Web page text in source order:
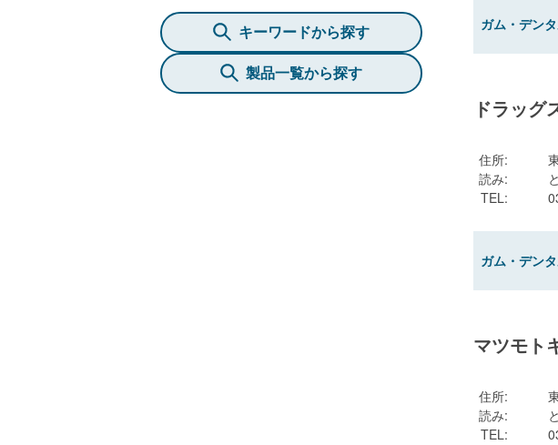
キーワードから探す
製品一覧から探す
ガム・デン
ドラッ
住所:
読み:
TEL:
ガム・デン
マツモト
住所:
読み:
TEL: